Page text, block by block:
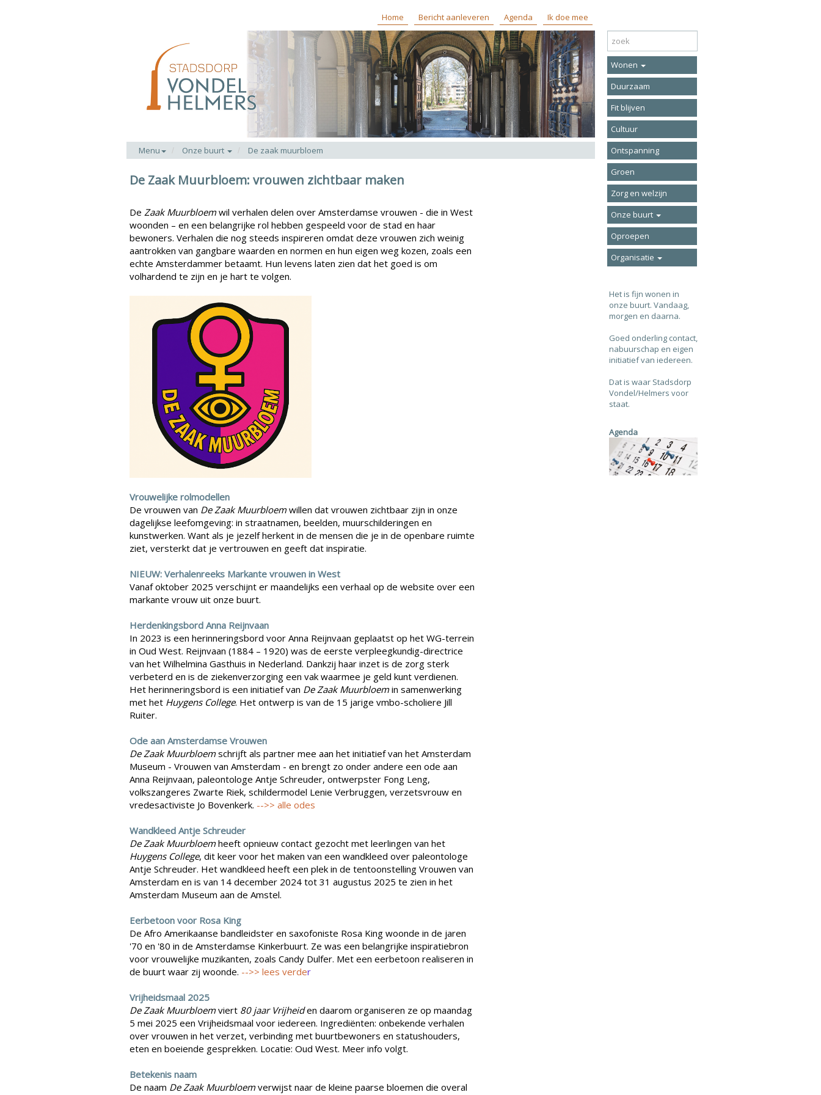
Home Bericht aanleveren Agenda Ik doe mee
Menu Onze buurt De zaak muurbloem
De Zaak Muurbloem: vrouwen zichtbaar maken
De Zaak Muurbloemwil verhalen delen over Amsterdamse vrouwen - die in West
woonden – en een belangrijke rol hebben gespeeld voor de stad en haar
bewoners. Verhalen die nog steeds inspireren omdat deze vrouwen zich weinig
aantrokken van gangbare waarden en normen en hun eigen weg kozen, zoals een
echte Amsterdammer betaamt. Hun levens laten zien dat het goed is om
volhardend te zijn en je hart te volgen.
Vrouwelijke rolmodellen
De vrouwen van De Zaak Muurbloemwillen dat vrouwen zichtbaar zijn in onze
dagelijkse leefomgeving: in straatnamen, beelden, muurschilderingen en
kunstwerken. Want als je jezelf herkent in de mensen die je in de openbare ruimte
ziet, versterkt dat je vertrouwen en geeft dat inspiratie.
NIEUW: Verhalenreeks Markante vrouwen in West
Vanaf oktober 2025 verschijnt er maandelijks een verhaal op de website over een
markante vrouw uit onze buurt.
Herdenkingsbord Anna Reijnvaan
In 2023 is een herinneringsbord voor Anna Reijnvaan geplaatst op het WG-terrein
in Oud West. Reijnvaan (1884 – 1920) was de eerste verpleegkundig-directrice
van het Wilhelmina Gasthuis in Nederland. Dankzij haar inzet is de zorg sterk
verbeterd en is de ziekenverzorging een vak waarmee je geld kunt verdienen.
Het herinneringsbord is een initiatief van De Zaak Muurbloemin samenwerking
met het Huygens College. Het ontwerp is van de 15 jarige vmbo-scholiere Jill
Ruiter.
Ode aan Amsterdamse Vrouwen
De Zaak Muurbloemschrijft als partner mee aan het initiatief van het Amsterdam
Museum - Vrouwen van Amsterdam - en brengt zo onder andere een ode aan
Anna Reijnvaan, paleontologe Antje Schreuder, ontwerpster Fong Leng,
volkszangeres Zwarte Riek, schildermodel Lenie Verbruggen, verzetsvrouw en
vredesactiviste Jo Bovenkerk. -->> alle odes
Wandkleed Antje Schreuder
De Zaak Muurbloemheeft opnieuw contact gezocht met leerlingen van het
Huygens College, dit keer voor het maken van een wandkleed over paleontologe
Antje Schreuder. Het wandkleed heeft een plek in de tentoonstelling Vrouwen van
Amsterdam en is van 14 december 2024 tot 31 augustus 2025 te zien in het
Amsterdam Museum aan de Amstel.
Eerbetoon voor Rosa King
De Afro Amerikaanse bandleidster en saxofoniste Rosa King woonde in de jaren
'70 en '80 in de Amsterdamse Kinkerbuurt. Ze was een belangrijke inspiratiebron
voor vrouwelijke muzikanten, zoals Candy Dulfer. Met een eerbetoon realiseren in
de buurt waar zij woonde. -->> lees verder
Vrijheidsmaal 2025
De Zaak Muurbloemviert 80 jaar Vrijheiden daarom organiseren ze op maandag
5 mei 2025 een Vrijheidsmaal voor iedereen. Ingrediënten: onbekende verhalen
over vrouwen in het verzet, verbinding met buurtbewoners en statushouders,
eten en boeiende gesprekken. Locatie: Oud West. Meer info volgt.
Betekenis naam
De naam De Zaak Muurbloemverwijst naar de kleine paarse bloemen die overal
Wonen
Duurzaam
Fit blijven
Cultuur
Ontspanning
Groen
Zorg en welzijn
Onze buurt
Oproepen
Organisatie
Het is fijn wonen in
onze buurt. Vandaag,
morgen en daarna.
Goed onderling contact,
nabuurschap en eigen
initiatief van iedereen.
Dat is waar Stadsdorp
Vondel/Helmers voor
staat.
Agenda